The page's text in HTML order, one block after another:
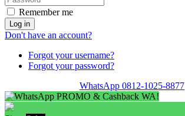
Remember me
Log in
Don't have an account?
Forgot your username?
Forgot your password?
WhatsApp 0812-1025-8877
PROMO & Cashback WA!